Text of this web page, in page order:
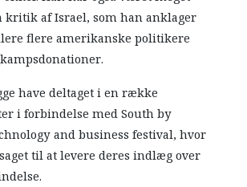
kritik af Israel, som han anklager
flere amerikanske politikere
have deltaget i en række
i forbindelse med South by
and business festival, hvor
til at levere deres indlæg over